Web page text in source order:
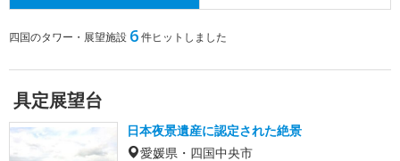
四国のタワー・展望施設 6件ヒットしました
具定展望台
日本夜景遺産に認定された絶景
愛媛県・四国中央市